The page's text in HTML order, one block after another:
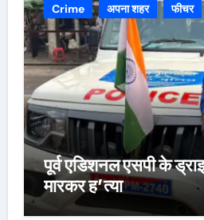
Crime अपना शहर फीचर
पूर्व एडिशनल एसपी के
मारकर ह’त्या